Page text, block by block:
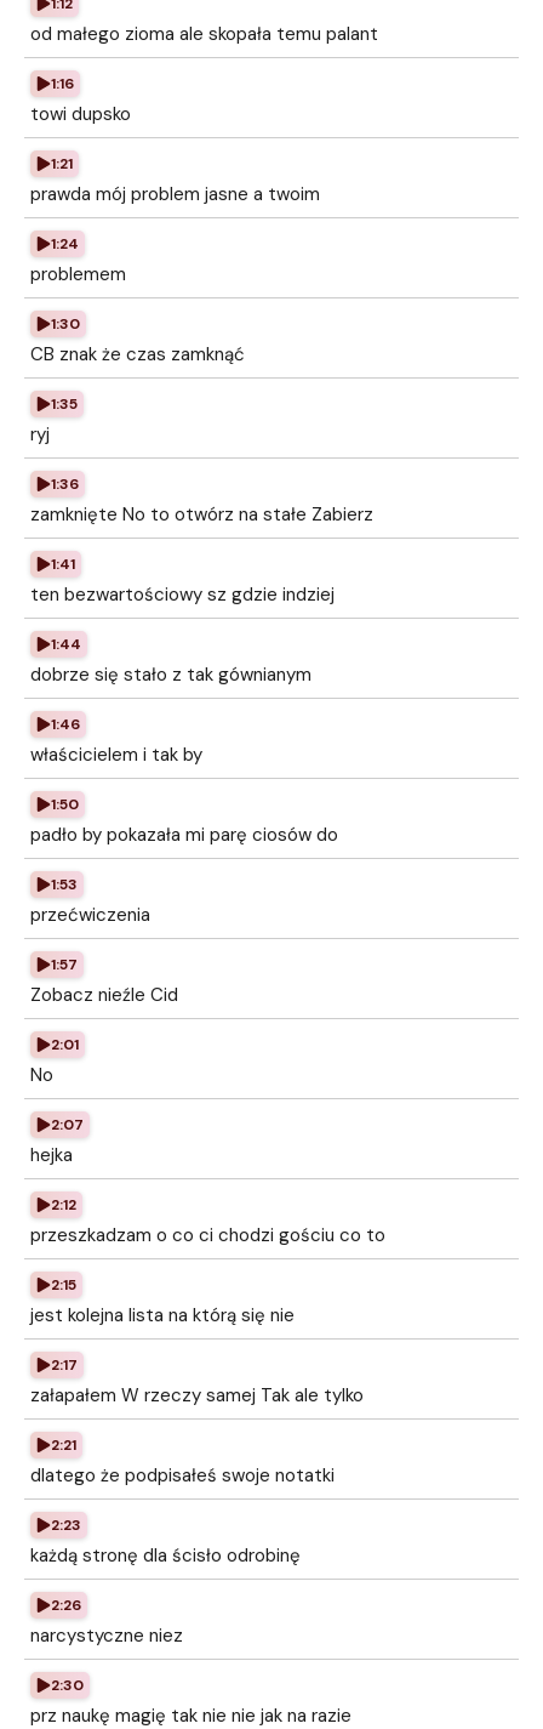
od małego zioma ale skopała temu palant
1:16
towi dupsko
1:21
prawda mój problem jasne a twoim
1:24
problemem
1:30
CB znak że czas zamknąć
1:35
ryj
1:36
zamknięte No to otwórz na stałe Zabierz
1:41
ten bezwartościowy sz gdzie indziej
1:44
dobrze się stało z tak gównianym
1:46
właścicielem i tak by
1:50
padło by pokazała mi parę ciosów do
1:53
przećwiczenia
1:57
Zobacz nieźle Cid
2:01
No
2:07
hejka
2:12
przeszkadzam o co ci chodzi gościu co to
2:15
jest kolejna lista na którą się nie
2:17
załapałem W rzeczy samej Tak ale tylko
2:21
dlatego że podpisałeś swoje notatki
2:23
każdą stronę dla ścisło odrobinę
2:26
narcystyczne niez
2:30
prz naukę magię tak nie nie jak na razie